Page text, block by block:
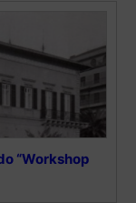
“Workshop